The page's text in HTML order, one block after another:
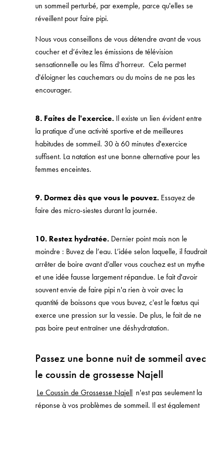
un sommeil perturbé, par exemple, parce qu'elles se
réveillent pour faire pipi.
Nous vous conseillons de vous détendre avant de vous
coucher et d’évitez les émissions de télévision
sensationnelle ou les films d’horreur. Cela permet
d'éloigner les cauchemars ou du moins de ne pas les
encourager.
8. Faites de l'exercice. Il existe un lien évident entre
la pratique d’une activité sportive et de meilleures
habitudes de sommeil. 30 à 60 minutes d'exercice
suffisent. La natation est une bonne alternative pour les
femmes enceintes.
9. Dormez dès que vous le pouvez. Essayez de
faire des micro-siestes durant la journée.
10. Restez hydratée. Dernier point mais non le
moindre : Buvez de l’eau. L’idée selon laquelle, il faudrait
arrêter de boire avant d’aller vous couchez est un mythe
et une idée fausse largement répandue. Le fait d'avoir
souvent envie de faire pipi n'a rien à voir avec la
quantité de boissons que vous buvez, c'est le fœtus qui
exerce une pression sur la vessie. De plus, le fait de ne
pas boire peut entraîner une déshydratation.
Passez une bonne nuit de sommeil avec
le coussin de grossesse Najell
Le Coussin de Grossesse Najell n'est pas seulement la
réponse à vos problèmes de sommeil. Il est également